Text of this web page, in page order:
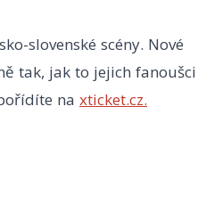
slovenské scény. Nové
tak, jak to jejich fanoušci
na xticket.cz.